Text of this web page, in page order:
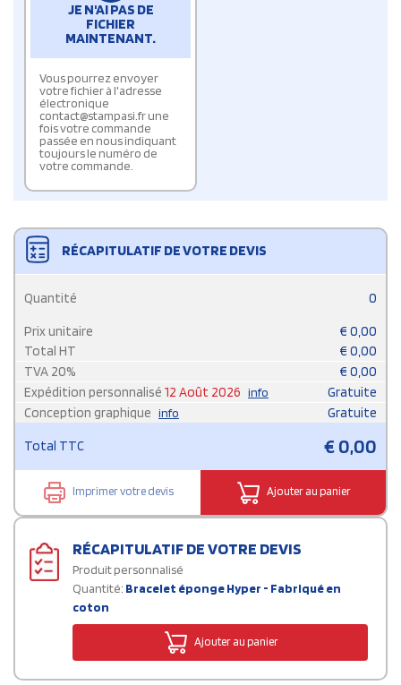
JE N'AI PAS DE
FICHIER
MAINTENANT.
Vous pourrez envoyer
votre fichier à l'adresse
électronique
contact@stampasi.fr une
fois votre commande
passée en nous indiquant
toujours le numéro de
votre commande.
RÉCAPITULATIF DE VOTRE DEVIS
Quantité 0
Prix unitaire € 0,00
Total HT
€ 0,00
TVA 20% € 0,00
Expédition personnalisé 12 Août 2026 info
Gratuite
Conception graphique info Gratuite
Total TTC €0,00
Imprimer votre devis Ajouter au panier
RÉCAPITULATIF DE VOTRE DEVIS
Produit personnalisé
Quantité: Bracelet éponge Hyper - Fabriqué en
coton
Ajouter au panier